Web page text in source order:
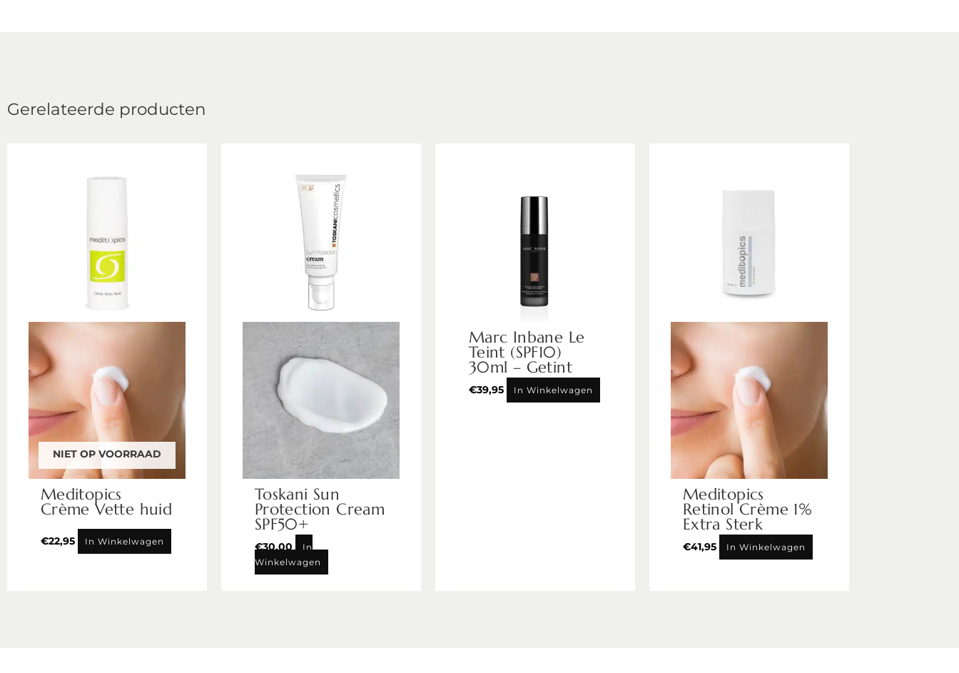
Gerelateerde producten
NIET OP VOORRAAD
Meditopics
Crème Vette huid
€22,95 In Winkelwagen
Toskani Sun
Protection Cream
SPF50+
€30,00
In
Winkelwagen
Marc Inbane Le
Teint (SPF10)
30ml – Getint
€39,95 In Winkelwagen
Meditopics
Retinol Crème 1%
Extra Sterk
€41,95 In Winkelwagen